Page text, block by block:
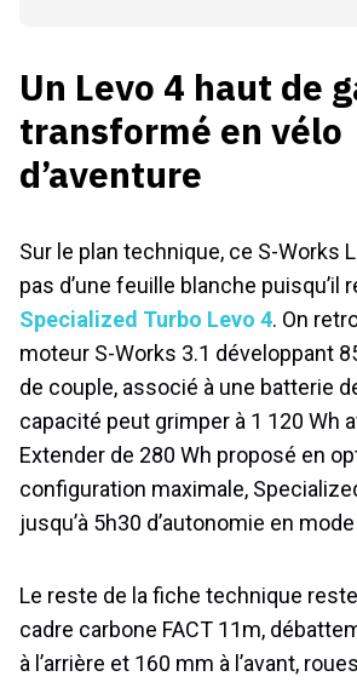
Un Levo 4 haut de
transformé en vélo
d’aventure
Sur le plan technique, ce S-Works
pas d’une feuille blanche puisqu’il
Specialized Turbo Levo 4. On
moteur S-Works 3.1 développant
de couple, associé à une batterie
capacité peut grimper à 1 120 Wh
Extender de 280 Wh proposé en
configuration maximale,
jusqu’à 5h30 d’autonomie en
Le reste de la fiche technique
cadre carbone FACT 11m,
à l’arrière et 160 mm à l’avant,